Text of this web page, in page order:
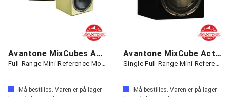
Avantone MixCubes Active Stereo Beige
Full-Range Mini Reference Monitors (par)
Må bestilles. Varen er på lager
Avantone MixCube Active Mono Black (stk)
Single Full-Range Mini Reference Monitor
Må bestilles. Varen er på lager